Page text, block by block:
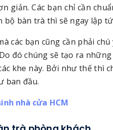
giản. Các bạn chỉ cần
bộ bàn trà thì sẽ ngay lập
các bạn cũng cần phải
đó chúng sẽ tạo ra
khe này. Bởi như thế thì
ban đầu.
nhà cửa HCM